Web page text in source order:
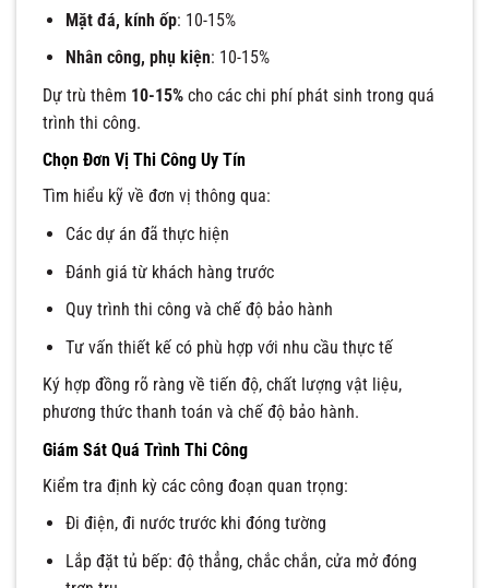
Mặt đá, kính ốp: 10-15%
Nhân công, phụ kiện: 10-15%
Dự trù thêm 10-15% cho các chi phí phát sinh trong quá
trình thi công.
Chọn Đơn Vị Thi Công Uy Tín
Tìm hiểu kỹ về đơn vị thông qua:
Các dự án đã thực hiện
Đánh giá từ khách hàng trước
Quy trình thi công và chế độ bảo hành
Tư vấn thiết kế có phù hợp với nhu cầu thực tế
Ký hợp đồng rõ ràng về tiến độ, chất lượng vật liệu,
phương thức thanh toán và chế độ bảo hành.
Giám Sát Quá Trình Thi Công
Kiểm tra định kỳ các công đoạn quan trọng:
Đi điện, đi nước trước khi đóng tường
Lắp đặt tủ bếp: độ thẳng, chắc chắn, cửa mở đóng